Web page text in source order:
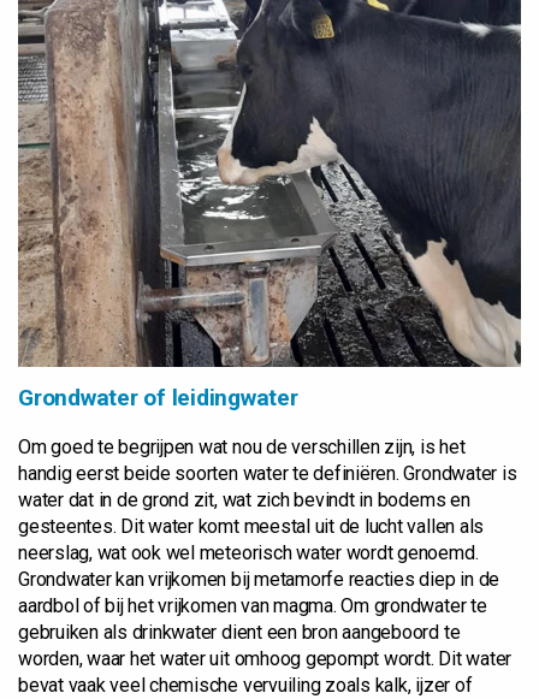
Grondwater of leidingwater
Om goed te begrijpen wat nou de verschillen zijn, is het
handig eerst beide soorten water te definiëren. Grondwater is
water dat in de grond zit, wat zich bevindt in bodems en
gesteentes. Dit water komt meestal uit de lucht vallen als
neerslag, wat ook wel meteorisch water wordt genoemd.
Grondwater kan vrijkomen bij metamorfe reacties diep in de
aardbol of bij het vrijkomen van magma. Om grondwater te
gebruiken als drinkwater dient een bron aangeboord te
worden, waar het water uit omhoog gepompt wordt. Dit water
bevat vaak veel chemische vervuiling zoals kalk, ijzer of